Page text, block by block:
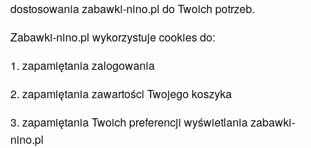
dostosowania zabawki-nino.pl do Twoich potrzeb.
Zabawki-nino.pl wykorzystuje cookies do:
1. zapamiętania zalogowania
2. zapamiętania zawartości Twojego koszyka
3. zapamiętania Twoich preferencji wyświetlania zabawki-
nino.pl